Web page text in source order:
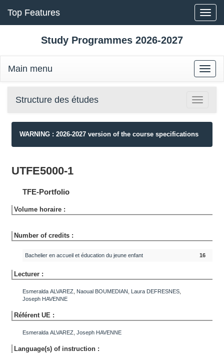
Toggle
Top Features
Study Programmes 2026-2027
Toggle
Main menu
Toggle
Structure des études
WARNING : 2026-2027 version of the course specifications
UTFE5000-1
TFE-Portfolio
Volume horaire :
Number of credits :
Bachelier en accueil et éducation du jeune enfant 16
Lecturer :
Esmeralda ALVAREZ Naoual BOUMEDIAN Laura DEFRESNES
Joseph HAVENNE
Référent UE :
Esmeralda ALVAREZ Joseph HAVENNE
Language(s) of instruction :